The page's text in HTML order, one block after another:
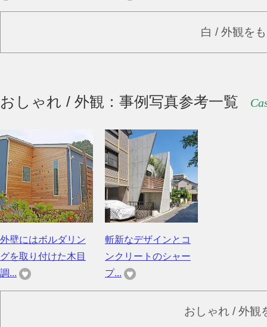
白 / 外観を
おしゃれ / 外観：事例写真参考一覧
外壁にはボルダリン
グを取り付けた木目
調...
斬新なデザインとコ
ンクリートのシャー
プ...
おしゃれ / 外観